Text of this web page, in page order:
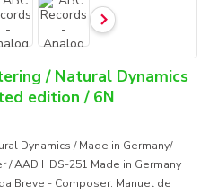
/ Natural Dynamics
edition / 6N
Dynamics / Made in Germany/
/ AAD HDS-251 Made in Germany
Breve - Composer: Manuel de